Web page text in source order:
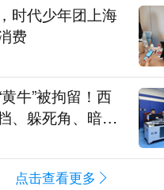
时代少年团上海
费
牛”被拘留！西
、躲死角、暗地
点击查看更多